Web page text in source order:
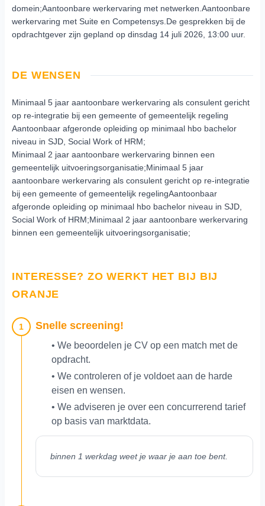
domein;Aantoonbare werkervaring met netwerken.Aantoonbare
werkervaring met Suite en Competensys.De gesprekken bij de
opdrachtgever zijn gepland op dinsdag 14 juli 2026, 13:00 uur.
DE WENSEN
Minimaal 5 jaar aantoonbare werkervaring als consulent gericht
op re-integratie bij een gemeente of gemeentelijk regeling
Aantoonbaar afgeronde opleiding op minimaal hbo bachelor
niveau in SJD, Social Work of HRM;
Minimaal 2 jaar aantoonbare werkervaring binnen een
gemeentelijk uitvoeringsorganisatie;Minimaal 5 jaar
aantoonbare werkervaring als consulent gericht op re-integratie
bij een gemeente of gemeentelijk regelingAantoonbaar
afgeronde opleiding op minimaal hbo bachelor niveau in SJD,
Social Work of HRM;Minimaal 2 jaar aantoonbare werkervaring
binnen een gemeentelijk uitvoeringsorganisatie;
INTERESSE? ZO WERKT HET BIJ BIJ
ORANJE
1 Snelle screening!
• We beoordelen je CV op een match met de
opdracht.
• We controleren of je voldoet aan de harde
eisen en wensen.
• We adviseren je over een concurrerend tarief
op basis van marktdata.
binnen 1 werkdag weet je waar je aan toe bent.